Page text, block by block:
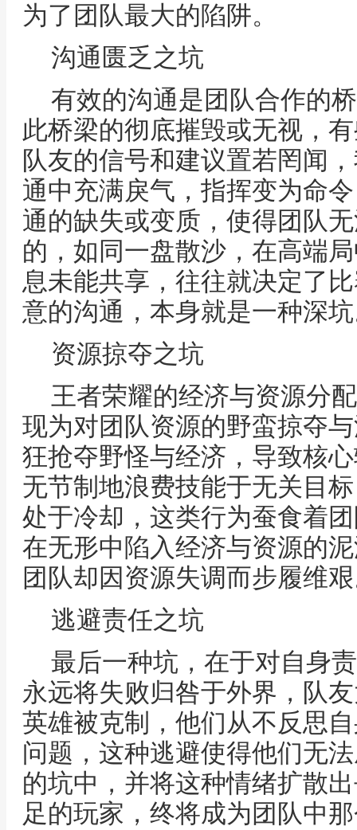
为了团队最大的陷阱。
沟通匮乏之坑
有效的沟通是团队合作的
此桥梁的彻底摧毁或无视，
队友的信号和建议置若罔闻
通中充满戾气，指挥变为命
通的缺失或变质，使得团队
的，如同一盘散沙，在高端
息未能共享，往往就决定了
意的沟通，本身就是一种深
资源掠夺之坑
王者荣耀的经济与资源分
现为对团队资源的野蛮掠夺
狂抢夺野怪与经济，导致核
无节制地浪费技能于无关目
处于冷却，这类行为蚕食着
在无形中陷入经济与资源的
团队却因资源失调而步履维
逃避责任之坑
最后一种坑，在于对自身
永远将失败归咎于外界，队
英雄被克制，他们从不反思
问题，这种逃避使得他们无
的坑中，并将这种情绪扩散
足的玩家，终将成为团队中